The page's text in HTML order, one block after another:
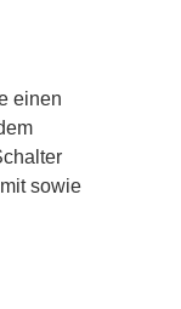
einen
sowie